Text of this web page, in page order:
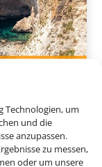
Technologien, um
und die
anzupassen.
zu messen,
oder um unsere